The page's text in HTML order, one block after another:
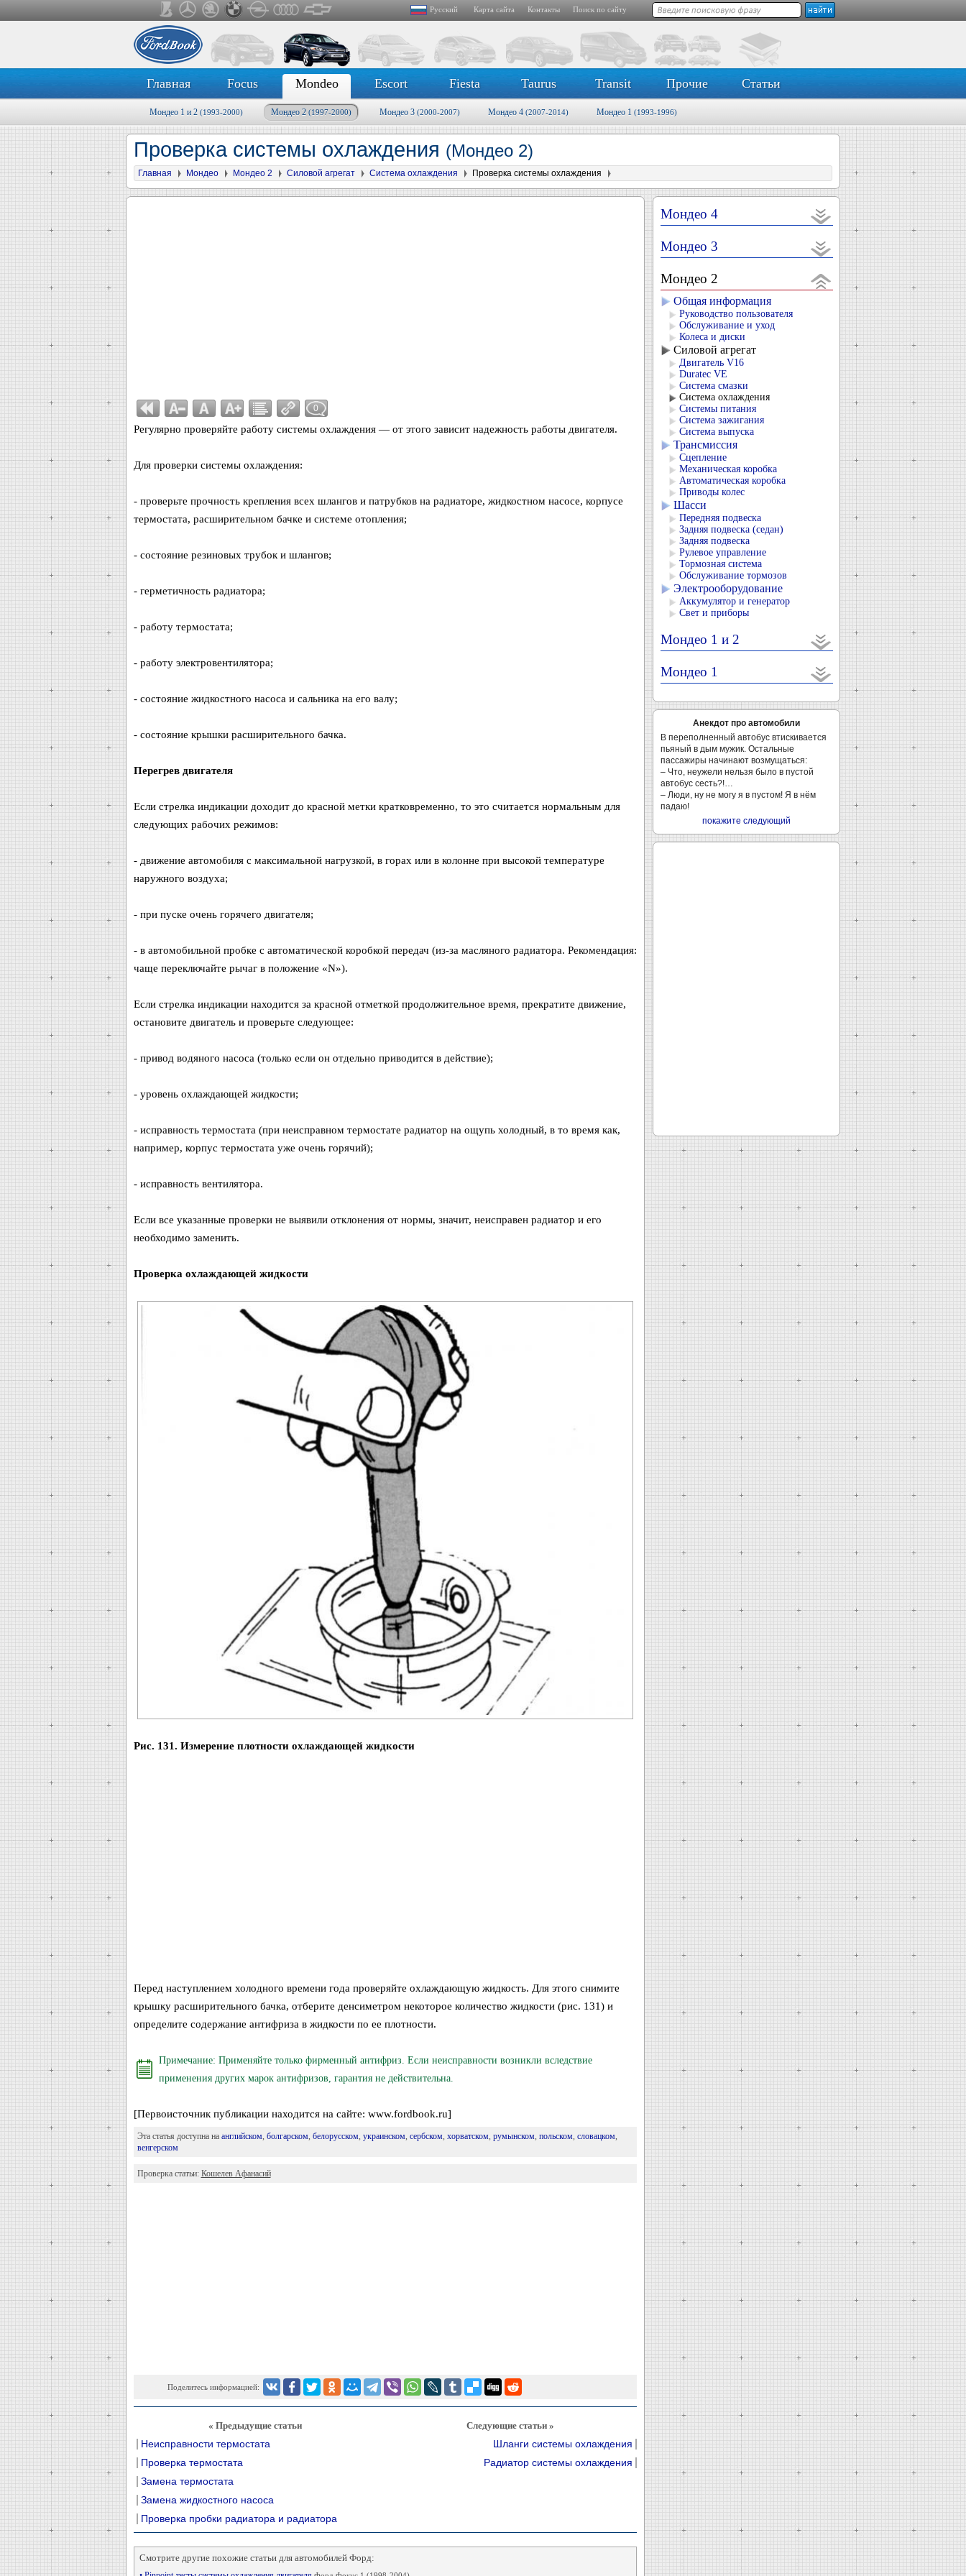
Русский Карта сайта Контакты Поиск по сайту
Главная Focus Mondeo Escort Fiesta Taurus Transit Прочие Статьи
Мондео 1 и 2 (1993-2000) Мондео 2 (1997-2000) Мондео 3 (2000-2007) Мондео 4 (2007-2014) Мондео 1 (1993-1996)
Проверка системы охлаждения (Мондео 2)
Главная Мондео Мондео 2 Силовой агрегат Система охлаждения Проверка системы охлаждения
0
Регулярно проверяйте работу системы охлаждения — от этого зависит надежность работы двигателя.
Для проверки системы охлаждения:
- проверьте прочность крепления всех шлангов и патрубков на радиаторе, жидкостном насосе, корпусе
термостата, расширительном бачке и системе отопления;
- состояние резиновых трубок и шлангов;
- герметичность радиатора;
- работу термостата;
- работу электровентилятора;
- состояние жидкостного насоса и сальника на его валу;
- состояние крышки расширительного бачка.
Перегрев двигателя
Если стрелка индикации доходит до красной метки кратковременно, то это считается нормальным для
следующих рабочих режимов:
- движение автомобиля с максимальной нагрузкой, в горах или в колонне при высокой температуре
наружного воздуха;
- при пуске очень горячего двигателя;
- в автомобильной пробке с автоматической коробкой передач (из-за масляного радиатора. Рекомендация:
чаще переключайте рычаг в положение «N»).
Если стрелка индикации находится за красной отметкой продолжительное время, прекратите движение,
остановите двигатель и проверьте следующее:
- привод водяного насоса (только если он отдельно приводится в действие);
- уровень охлаждающей жидкости;
- исправность термостата (при неисправном термостате радиатор на ощупь холодный, в то время как,
например, корпус термостата уже очень горячий);
- исправность вентилятора.
Если все указанные проверки не выявили отклонения от нормы, значит, неисправен радиатор и его
необходимо заменить.
Проверка охлаждающей жидкости
Рис. 131. Измерение плотности охлаждающей жидкости
Перед наступлением холодного времени года проверяйте охлаждающую жидкость. Для этого снимите
крышку расширительного бачка, отберите денсиметром некоторое количество жидкости (рис. 131) и
определите содержание антифриза в жидкости по ее плотности.
Примечание: Применяйте только фирменный антифриз. Если неисправности возникли вследствие
применения других марок антифризов, гарантия не действительна.
[Первоисточник публикации находится на сайте: www.fordbook.ru]
Эта статья доступна на английском, болгарском, белорусском, украинском, сербском, хорватском, румынском, польском, словацком,
венгерском
Проверка статьи: Кошелев Афанасий
Поделитесь информацией:
« Предыдущие статьи
Неисправности термостата
Проверка термостата
Замена термостата
Замена жидкостного насоса
Проверка пробки радиатора и радиатора
Следующие статьи »
Шланги системы охлаждения
Радиатор системы охлаждения
Смотрите другие похожие статьи для автомобилей Форд:
Мондео 4
Мондео 3
Мондео 2
Общая информация
Руководство пользователя
Обслуживание и уход
Колеса и диски
Силовой агрегат
Двигатель V16
Duratec VЕ
Система смазки
Система охлаждения
Системы питания
Система зажигания
Система выпуска
Трансмиссия
Сцепление
Механическая коробка
Автоматическая коробка
Приводы колес
Шасси
Передняя подвеска
Задняя подвеска (седан)
Задняя подвеска
Рулевое управление
Тормозная система
Обслуживание тормозов
Электрооборудование
Аккумулятор и генератор
Свет и приборы
Мондео 1 и 2
Мондео 1
Анекдот про автомобили
В переполненный автобус втискивается
пьяный в дым мужик. Остальные
пассажиры начинают возмущаться:
– Что, неужели нельзя было в пустой
автобус сесть?!…
– Люди, ну не могу я в пустом! Я в нём
падаю!
покажите следующий